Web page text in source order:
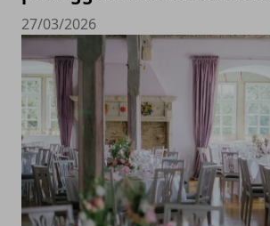
27/03/2026